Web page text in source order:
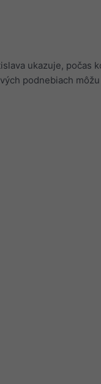
ukazuje, počas
podnebiach